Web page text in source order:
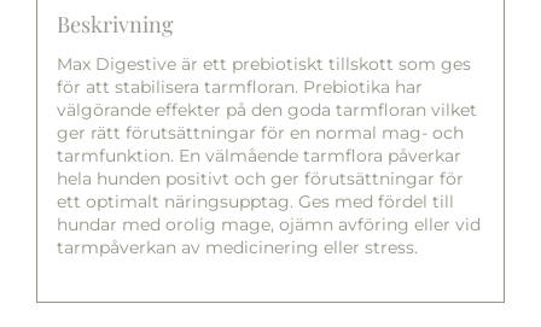
Beskrivning
Max Digestive är ett prebiotiskt tillskott som ges
för att stabilisera tarmfloran. Prebiotika har
välgörande effekter på den goda tarmfloran vilket
ger rätt förutsättningar för en normal mag- och
tarmfunktion. En välmående tarmflora påverkar
hela hunden positivt och ger förutsättningar för
ett optimalt näringsupptag. Ges med fördel till
hundar med orolig mage, ojämn avföring eller vid
tarmpåverkan av medicinering eller stress.